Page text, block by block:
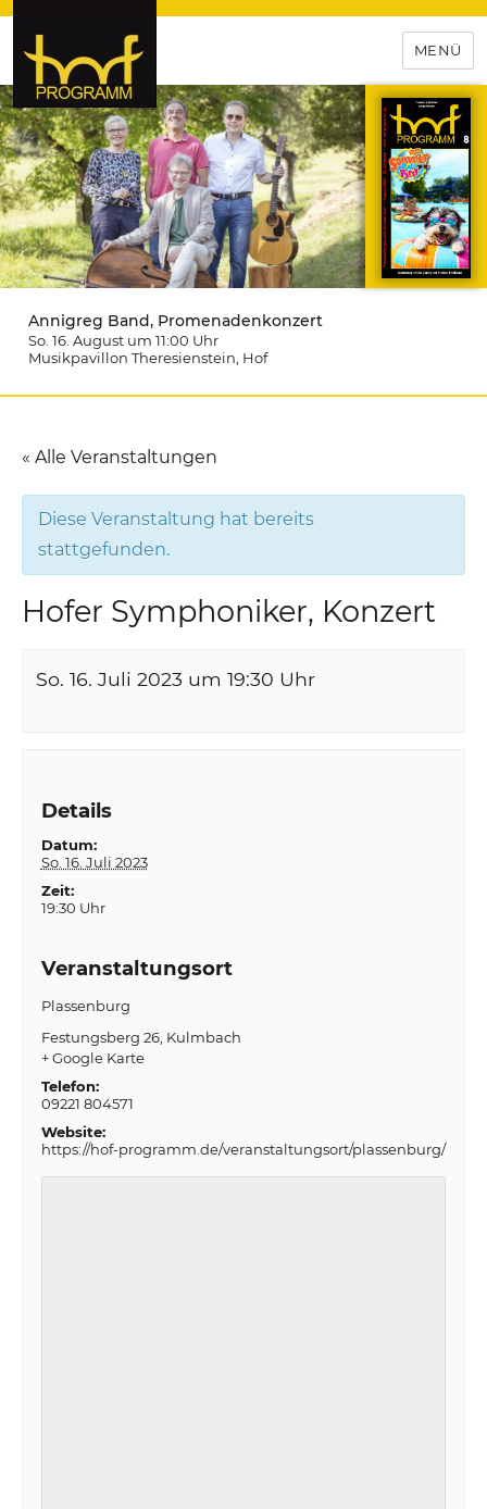
hof-programm – das
Veranstaltungsportal für
Hochfranken
MENÜ
Annigreg Band, Promenadenkonzert
So. 16. August um 11:00 Uhr
Musikpavillon Theresienstein , Hof
« Alle Veranstaltungen
Diese Veranstaltung hat bereits
stattgefunden.
Hofer Symphoniker, Konzert
So. 16. Juli 2023 um 19:30 Uhr
Details
Datum:
So. 16. Juli 2023
Zeit:
19:30 Uhr
Veranstaltungsort
Plassenburg
Festungsberg 26 Kulmbach
+ Google Karte
Telefon:
09221 804571
Website:
https://hof-programm.de/veranstaltungsort/plassenburg/